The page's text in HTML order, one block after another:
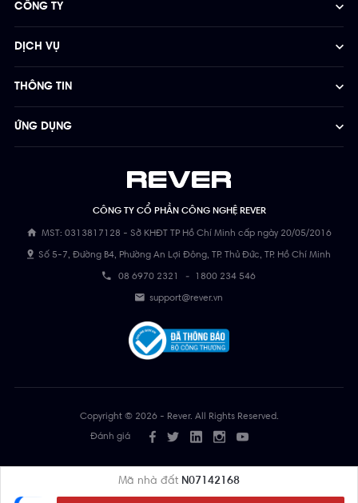
Mã nhà đất N07142168
CÔNG TY CỔ PHẦN CÔNG NGHỆ REVER
MST: 0313817128 - Sở KHĐT TP Hồ Chí Minh cấp ngày 20/05/2016
Số 5-7, Đường B4, Phường An Lợi Đông, TP. Thủ Đức, TP. Hồ Chí Minh
08 6970 2321 - 1800 234 546
support@rever.vn
CÔNG TY
DỊCH VỤ
THÔNG TIN
ỨNG DỤNG
Copyright © 2026 - Rever. All Rights Reserved.
Đánh giá